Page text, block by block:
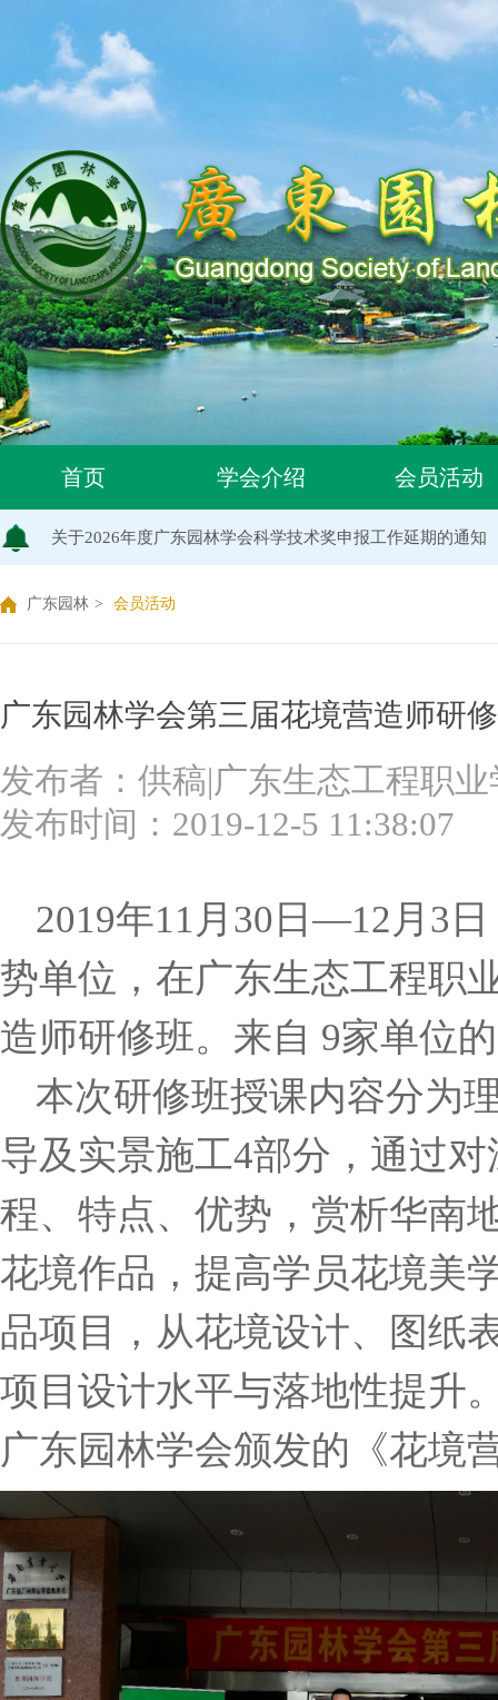
首页 学会介绍 会员活动
关于同意318位个人为广东园林学会个人会员的通知
关于2026年度广东园林学会科学技术奖申报工作延期的通知
广东园林学会关于开展2026年广东风景园林优秀学子奖评选
关于推荐广东园林学会专家库候选人的通知（2026年度）
关于公布2026年度广东园林学会研究项目立项名单的通知
关于申报2026年度广东园林学会科学技术奖的通知
关于2026年度广东园林学会研究项目评审结果的公示
广东园林学会关于缴纳2026年度单位会员会费的通知
广东园林 > 会员活动
广东园林学会第三届花境营造师研
发布者：供稿|广东生态工程职
发布时间：2019-12-5 11:38:07
2019年11月30日—12月3
势单位，在广东生态工程职
造师研修班。来自 9家单位
本次研修班授课内容分为
导及实景施工4部分，通过
程、特点、优势，赏析华南
花境作品，提高学员花境美
品项目，从花境设计、图纸
项目设计水平与落地性提升
广东园林学会颁发的《花境